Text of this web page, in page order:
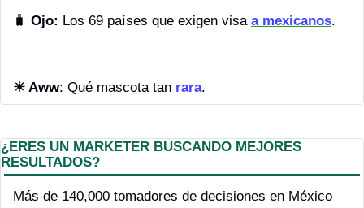
🧳 Ojo: Los 69 países que exigen visa a mexicanos.
☀ Aww: Qué mascota tan rara.
¿ERES UN MARKETER BUSCANDO MEJORES
RESULTADOS?
Más de 140,000 tomadores de decisiones en México